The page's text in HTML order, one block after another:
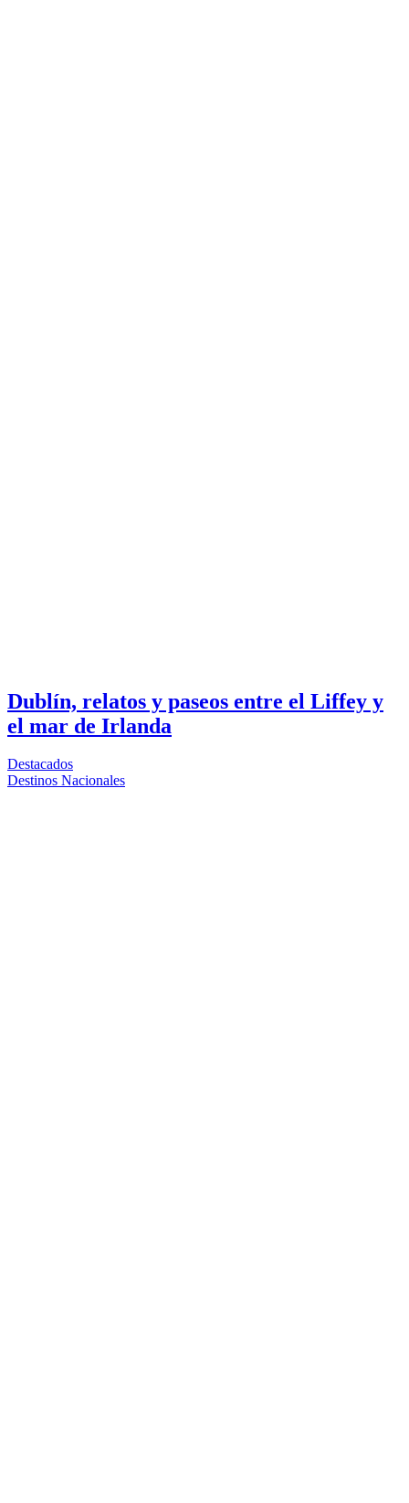
Dublín, relatos y paseos entre el Liffey y
el mar de Irlanda
Destacados
Destinos Nacionales